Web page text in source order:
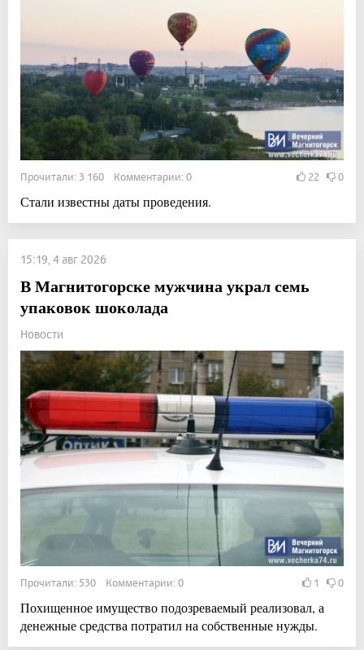
Прочитали: 3 160 Комментарии: 0 22 0
Стали известны даты проведения.
15:19, 4 авг 2026
В Магнитогорске мужчина украл семь
упаковок шоколада
Новости
Прочитали: 530 Комментарии: 0 1 0
Похищенное имущество подозреваемый реализовал, а
денежные средства потратил на собственные нужды.